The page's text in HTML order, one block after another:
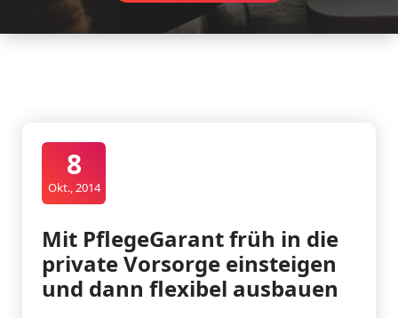
8
Okt., 2014
Mit PflegeGarant früh in die
private Vorsorge einsteigen
und dann flexibel ausbauen